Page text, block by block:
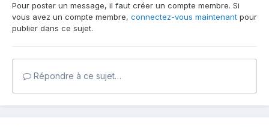
Pour poster un message, il faut créer un compte membre. Si
vous avez un compte membre, connectez-vous maintenant pour
publier dans ce sujet.
Répondre à ce sujet…